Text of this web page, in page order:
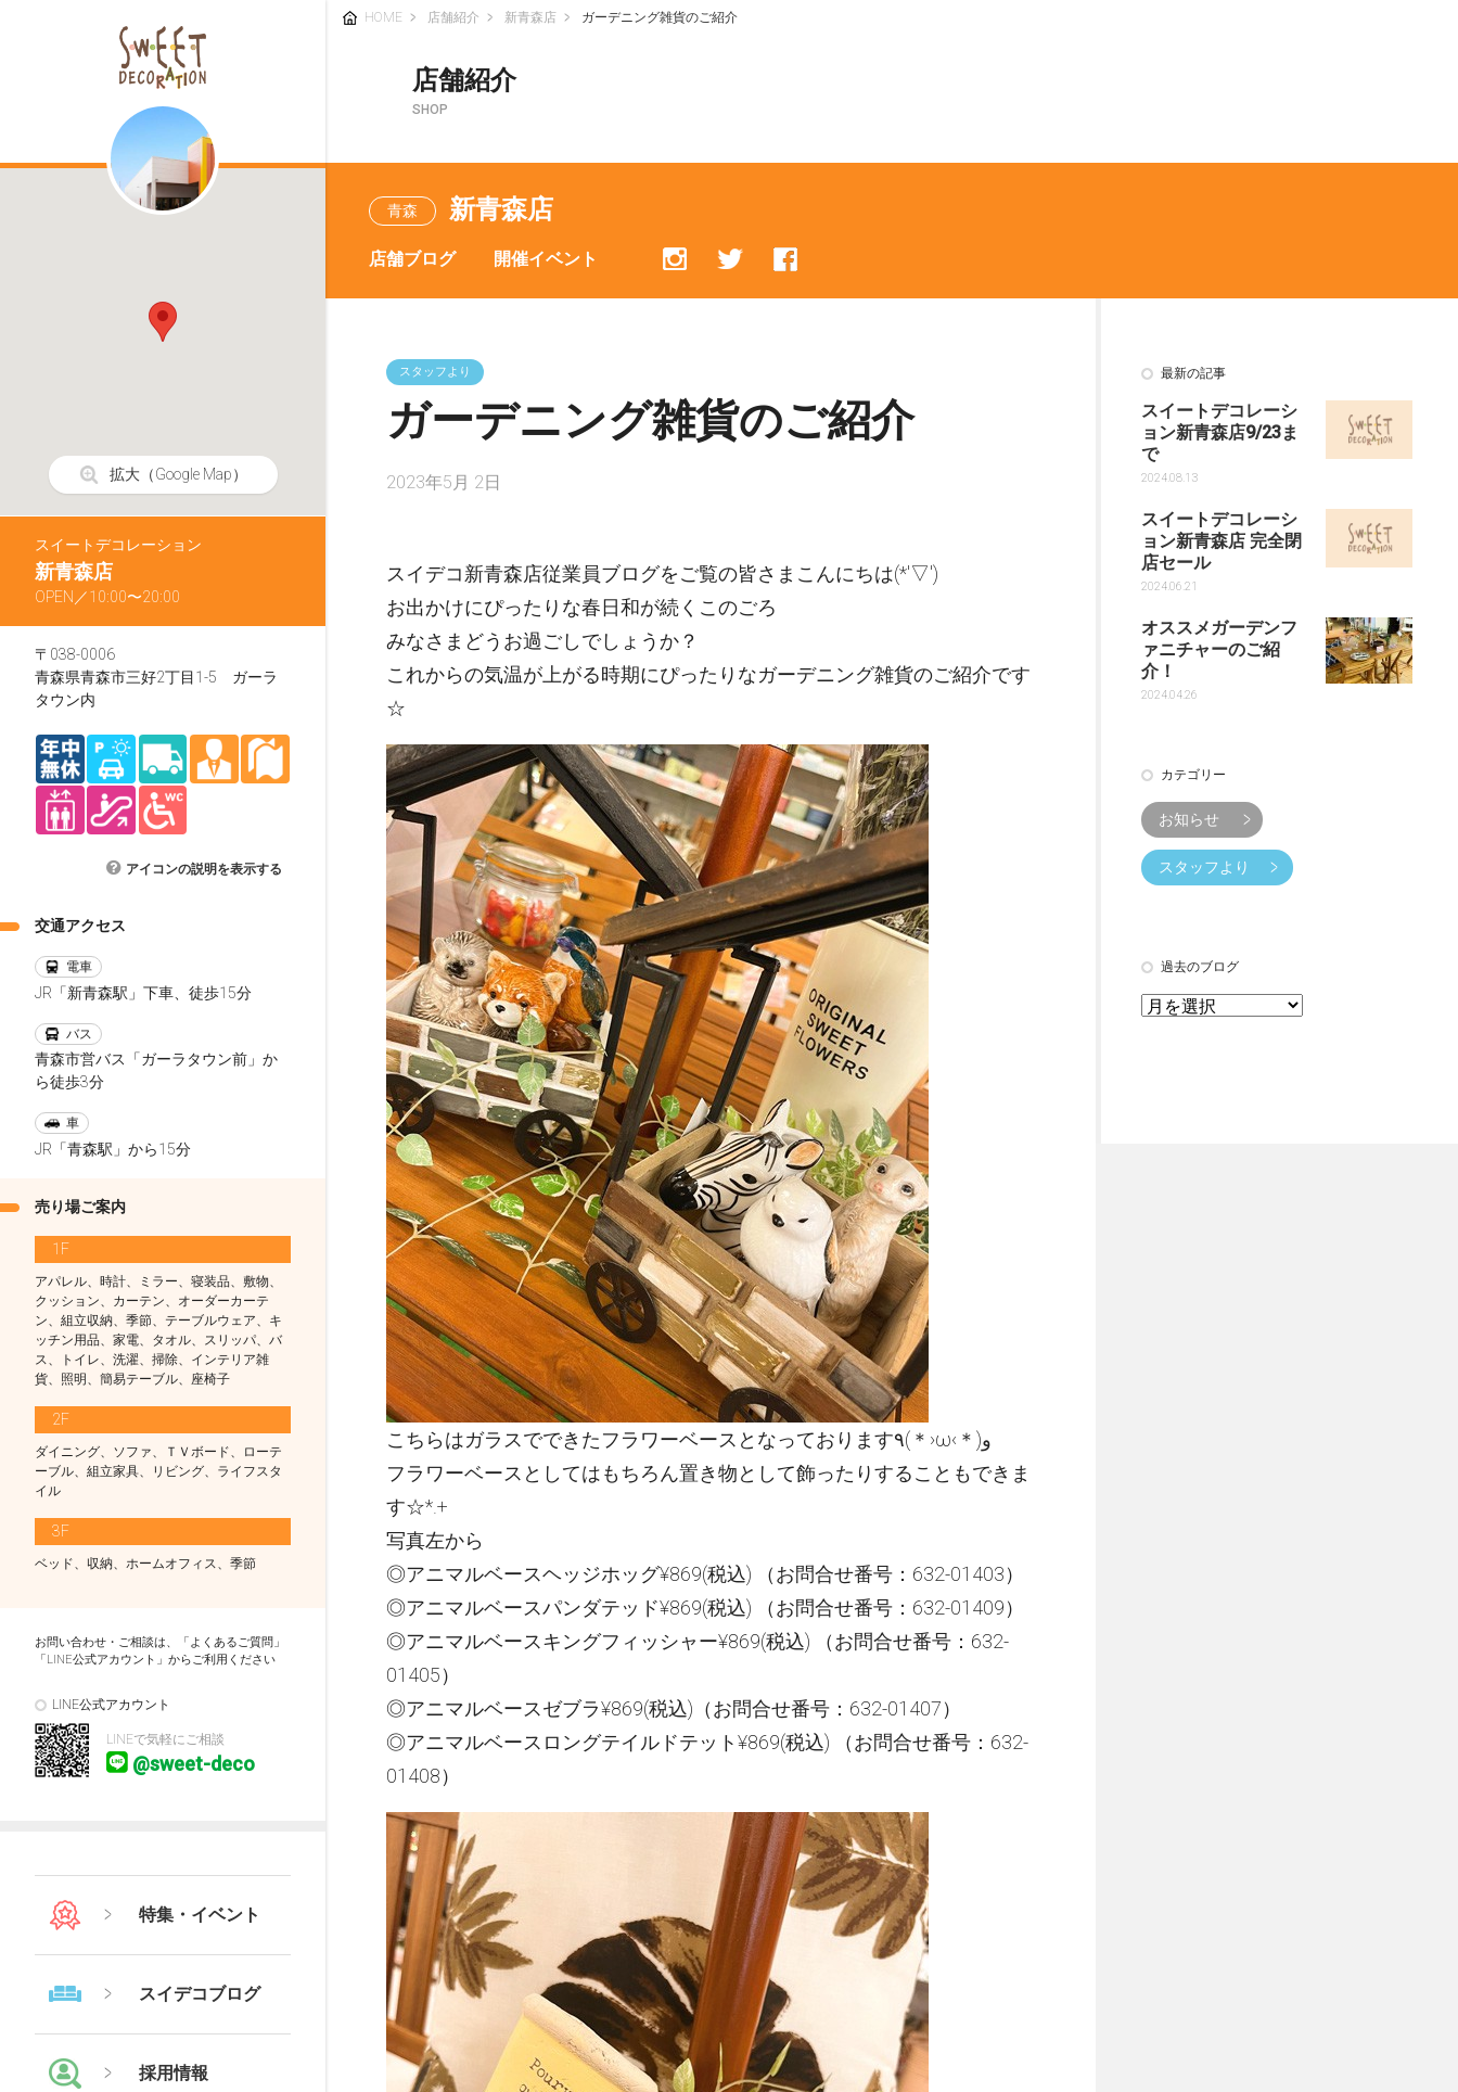
拡大（Google Map）
スイートデコレーション
新青森店
OPEN／10:00〜20:00
〒038-0006
青森県青森市三好2丁目1-5 ガーラ
タウン内
アイコンの説明を表示する
交通アクセス
電車
JR「新青森駅」下車、徒歩15分
バス
青森市営バス「ガーラタウン前」か
ら徒歩3分
車
JR「青森駅」から15分
売り場ご案内
1F
アパレル、時計、ミラー、寝装品、敷物、
クッション、カーテン、オーダーカーテ
ン、組立収納、季節、テーブルウェア、キ
ッチン用品、家電、タオル、スリッパ、バ
ス、トイレ、洗濯、掃除、インテリア雑
貨、照明、簡易テーブル、座椅子
2F
ダイニング、ソファ、ＴＶボード、ローテ
ーブル、組立家具、リビング、ライフスタ
イル
3F
ベッド、収納、ホームオフィス、季節
お問い合わせ・ご相談は、「よくあるご質問」
「LINE公式アカウント」からご利用ください
LINE公式アカウント
LINEで気軽にご相談
@sweet-deco
特集・イベント
スイデコブログ
採用情報
HOME 店舗紹介 新青森店 ガーデニング雑貨のご紹介
店舗紹介
SHOP
青森 新青森店
店舗ブログ 開催イベント
スタッフより
ガーデニング雑貨のご紹介
2023年5月 2日
スイデコ新青森店従業員ブログをご覧の皆さまこんにちは(*'▽')
お出かけにぴったりな春日和が続くこのごろ
みなさまどうお過ごしでしょうか？
これからの気温が上がる時期にぴったりなガーデニング雑貨のご紹介です
☆
こちらはガラスでできたフラワーベースとなっております٩(＊›ω‹＊)و
フラワーベースとしてはもちろん置き物として飾ったりすることもできま
す☆*.+
写真左から
◎アニマルベースヘッジホッグ¥869(税込) （お問合せ番号：632-01403）
◎アニマルベースパンダテッド¥869(税込) （お問合せ番号：632-01409）
◎アニマルベースキングフィッシャー¥869(税込) （お問合せ番号：632-
01405）
◎アニマルベースゼブラ¥869(税込)（お問合せ番号：632-01407）
◎アニマルベースロングテイルドテット¥869(税込) （お問合せ番号：632-
01408）
最新の記事
スイートデコレーシ
ョン新青森店9/23ま
で
2024.08.13
スイートデコレーシ
ョン新青森店 完全閉
店セール
2024.06.21
オススメガーデンフ
ァニチャーのご紹
介！
2024.04.26
カテゴリー
お知らせ
スタッフより
過去のブログ